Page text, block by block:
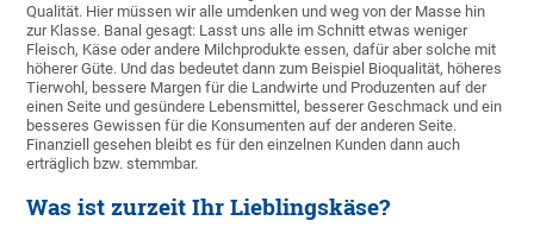
Qualität. Hier müssen wir alle umdenken und weg von der Masse hin
zur Klasse. Banal gesagt: Lasst uns alle im Schnitt etwas weniger
Fleisch, Käse oder andere Milchprodukte essen, dafür aber solche mit
höherer Güte. Und das bedeutet dann zum Beispiel Bioqualität, höheres
Tierwohl, bessere Margen für die Landwirte und Produzenten auf der
einen Seite und gesündere Lebensmittel, besserer Geschmack und ein
besseres Gewissen für die Konsumenten auf der anderen Seite.
Finanziell gesehen bleibt es für den einzelnen Kunden dann auch
erträglich bzw. stemmbar.
Was ist zurzeit Ihr Lieblingskäse?